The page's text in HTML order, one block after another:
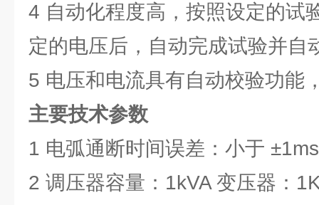
4 自动化程度高，按照设定的试
定的电压后，自动完成试验并自
5 电压和电流具有自动校验功能
主要技术参数
1 电弧通断时间误差：小于 ±1ms
2 调压器容量：1kVA 变压器：